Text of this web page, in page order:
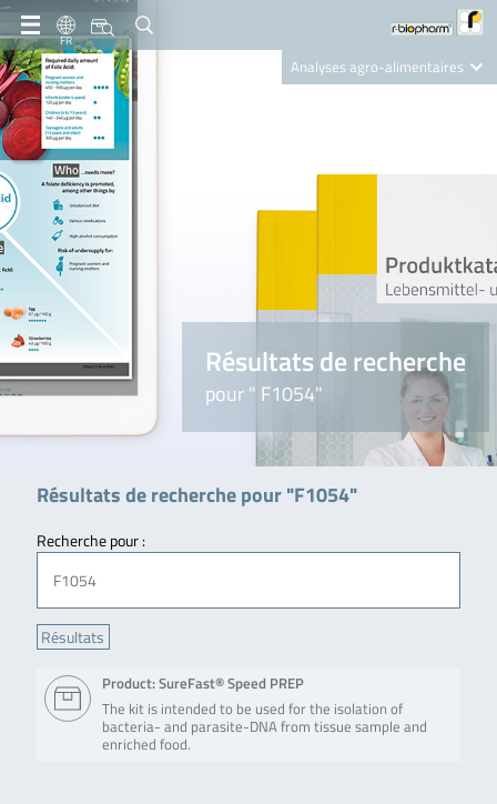
FR
Analyses agro-alimentaires
Nutrition Care
Résultats de recherche
pour " F1054"
Résultats de recherche pour "F1054"
Recherche pour :
Product: SureFast® Speed PREP
The kit is intended to be used for the isolation of
bacteria- and parasite-DNA from tissue sample and
enriched food.